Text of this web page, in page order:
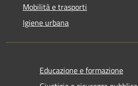
Mobilità e trasporti
Igiene urbana
Educazione e formazione